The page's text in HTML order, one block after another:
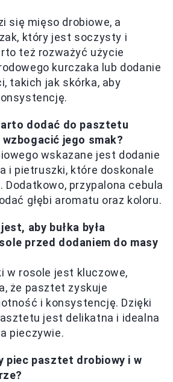
się mięso drobiowe, a
który jest soczysty i
też rozważyć użycie
kurczaka lub dodanie
takich jak skórka, aby
dodać do pasztetu
jego smak?
wskazane jest dodanie
i pietruszki, które doskonale
Dodatkowo, przypalona cebula
głębi aromatu oraz koloru.
aby bułka była
przed dodaniem do masy
w rosole jest kluczowe,
że pasztet zyskuje
i konsystencję. Dzięki
jest delikatna i idealna
pieczywie.
piec pasztet drobiowy i w